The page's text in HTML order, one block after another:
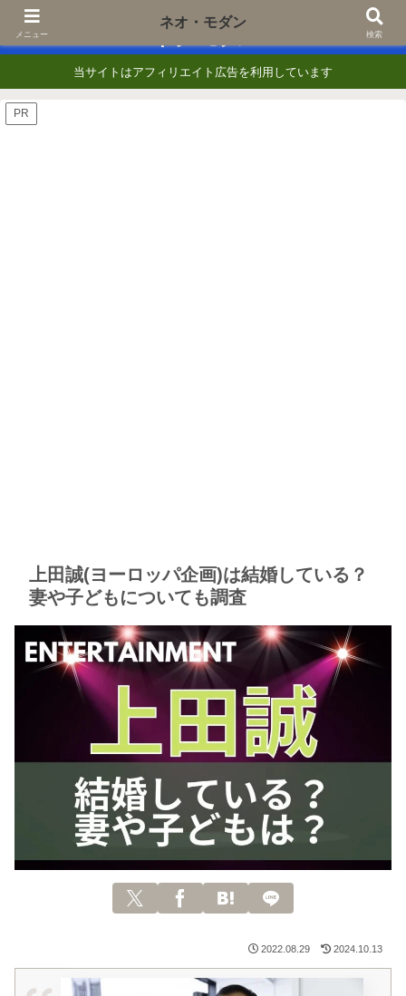
あなたの『知りたい』に一歩でも近づくために
当サイトはアフィリエイト広告を利用しています
PR
上田誠(ヨーロッパ企画)は結婚している？
妻や子どもについても調査
2022.08.29 2024.10.13
メニュー
ネオ・モダン
検索